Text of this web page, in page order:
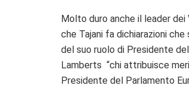
Molto duro anche il leader dei
che Tajani fa dichiarazioni
del suo ruolo di Presidente
Lamberts “chi attribuisce
Presidente del Parlamento